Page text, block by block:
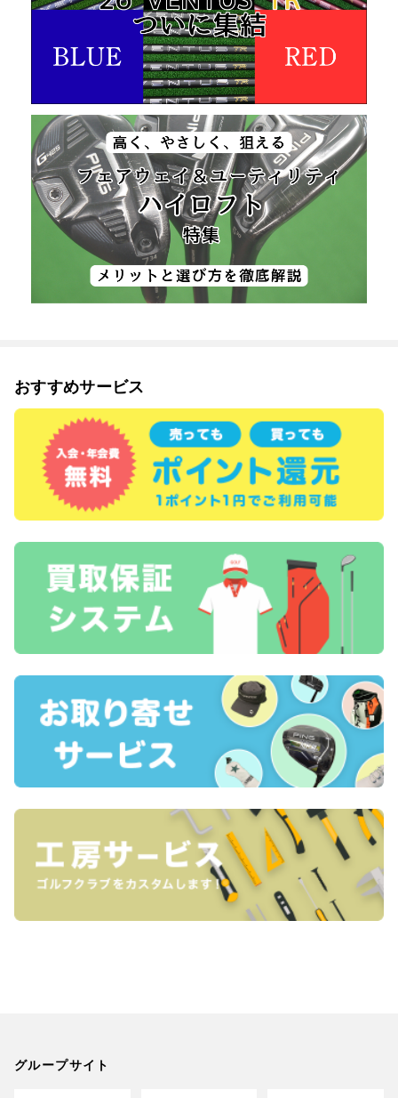
おすすめサービス
グループサイト